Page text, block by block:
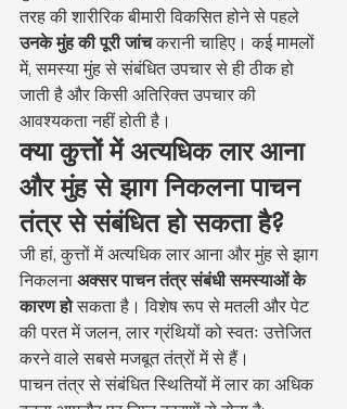
तरह की शारीरिक बीमारी विकसित होने से पहले
उनके मुंह की पूरी जांच करानी चाहिए। कई मामलों
में, समस्या मुंह से संबंधित उपचार से ही ठीक हो
जाती है और किसी अतिरिक्त उपचार की
आवश्यकता नहीं होती है।
क्या कुत्तों में अत्यधिक लार आना
और मुंह से झाग निकलना पाचन
तंत्र से संबंधित हो सकता है?
जी हां, कुत्तों में अत्यधिक लार आना और मुंह से झाग
निकलना अक्सर पाचन तंत्र संबंधी समस्याओं के
कारण हो सकता है। विशेष रूप से मतली और पेट
की परत में जलन, लार ग्रंथियों को स्वतः उत्तेजित
करने वाले सबसे मजबूत तंत्रों में से हैं।
पाचन तंत्र से संबंधित स्थितियों में लार का अधिक